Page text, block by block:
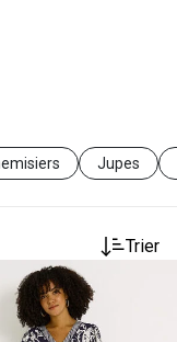
Jupes
Trier